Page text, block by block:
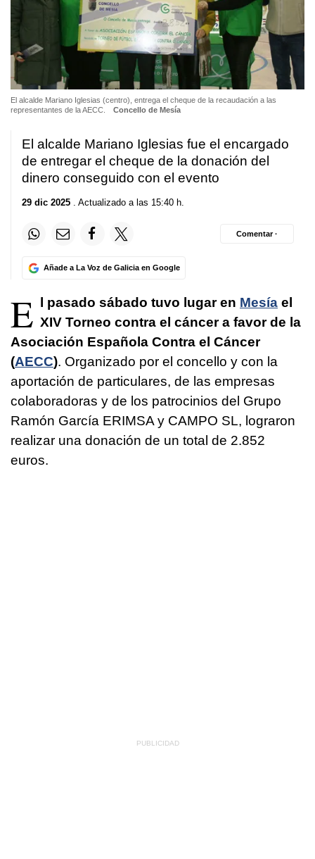
El alcalde Mariano Iglesias (centro), entrega el cheque de la recaudación a las
representantes de la AECC.
Concello de Mesía
El alcalde Mariano Iglesias fue el encargado
de entregar el cheque de la donación del
dinero conseguido con el evento
29 dic 2025 . Actualizado a las 15:40 h.
Añade a La Voz de Galicia en Google
Comentar ·
E l pasado sábado tuvo lugar en Mesía el
XIV Torneo contra el cáncer a favor de la
Asociación Española Contra el Cáncer
(AECC). Organizado por el concello y con la
aportación de particulares, de las empresas
colaboradoras y de los patrocinios del Grupo
Ramón García ERIMSA y CAMPO SL, lograron
realizar una donación de un total de 2.852
euros.